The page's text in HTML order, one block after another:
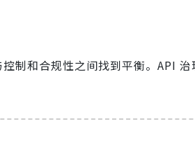
制和合规性之间找到平衡。API